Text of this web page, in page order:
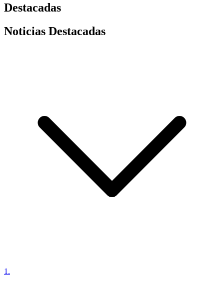
Destacadas
Noticias Destacadas
1 .